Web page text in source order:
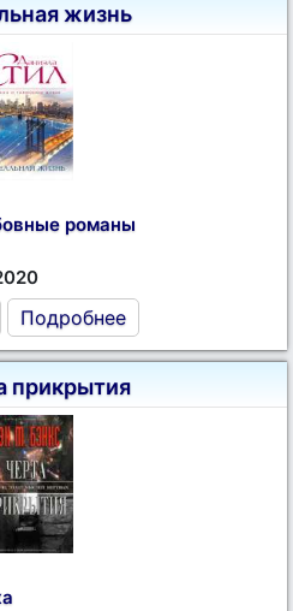
жизнь
романы
Подробнее
прикрытия